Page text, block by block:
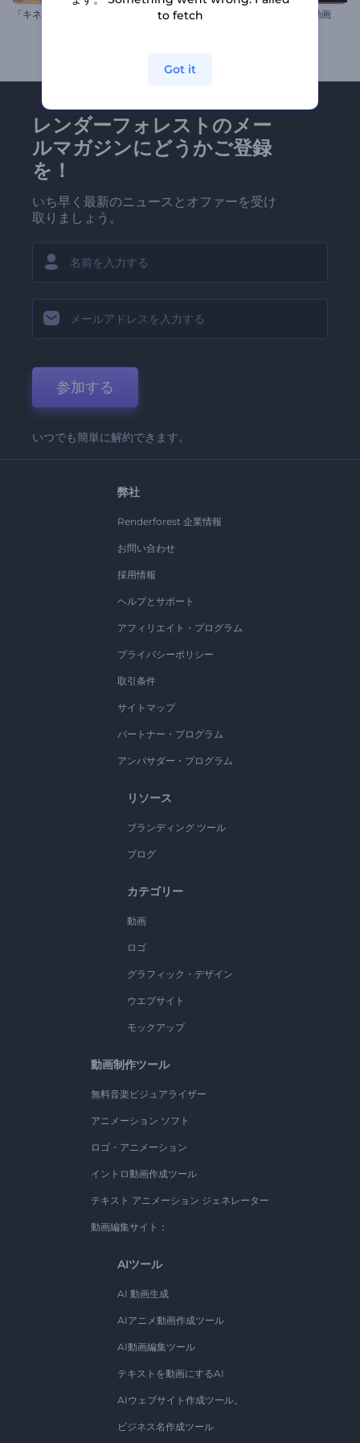
「キネティックボール」ロゴ動画 「色彩豊かな煙の爆発」ロゴ動画
レンダーフォレストのメー
ルマガジンにどうかご登録
を！
いち早く最新のニュースとオファーを受け
取りましょう。
参加する
いつでも簡単に解約できます。
弊社
Renderforest 企業情報
お問い合わせ
採用情報
ヘルプとサポート
アフィリエイト・プログラム
プライバシーポリシー
取引条件
サイトマップ
パートナー・プログラム
アンバサダー・プログラム
リソース
ブランディング ツール
ブログ
カテゴリー
動画
ロゴ
グラフィック・デザイン
ウエブサイト
モックアップ
動画制作ツール
無料音楽ビジュアライザー
アニメーション ソフト
ロゴ・アニメーション
イントロ動画作成ツール
テキスト アニメーション ジェネレーター
動画編集サイト：
AIツール
AI 動画生成
AIアニメ動画作成ツール
AI動画編集ツール
テキストを動画にするAI
AIウェブサイト作成ツール。
ビジネス名作成ツール
to fetch
Got it